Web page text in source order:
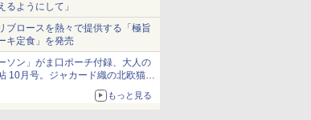
るようにして」
ブロースを熱々で提供する「極旨
キ定食」を発売
ソン」がま口ポーチ付録、大人の
10月号。ジャカード織の北欧猫デ
もっと見る